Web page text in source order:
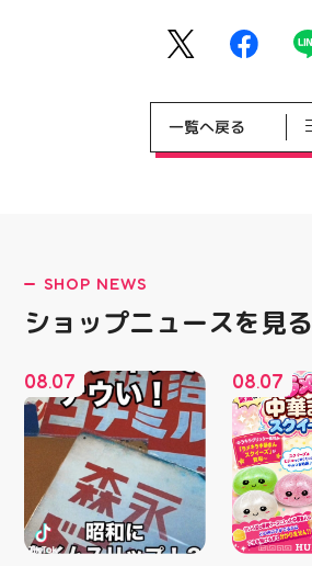
一覧へ戻る
SHOP NEWS
ショップニュースを見る
08.07 08.07